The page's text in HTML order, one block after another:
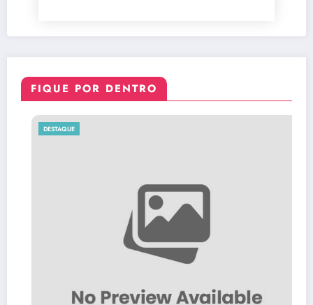
FIQUE POR DENTRO
DESTAQUE